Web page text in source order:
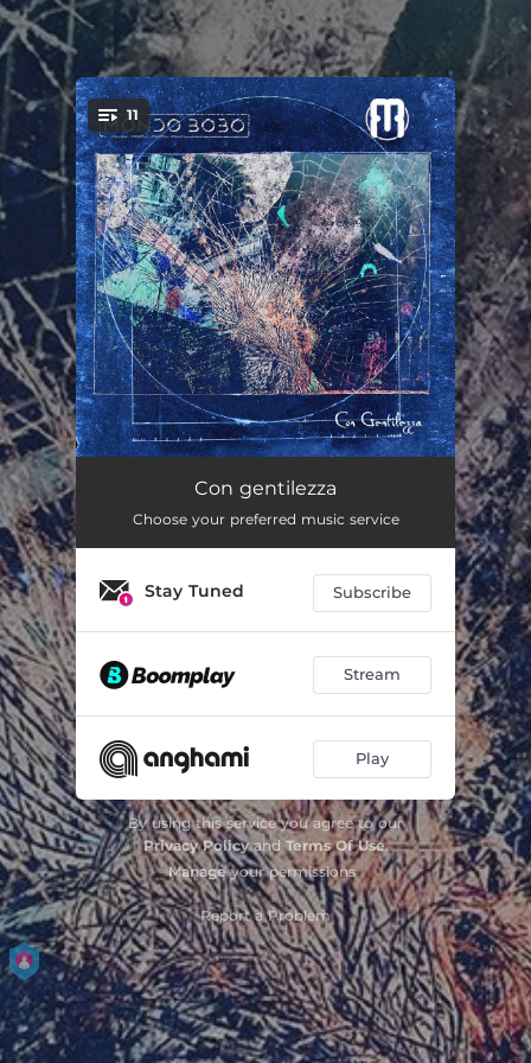
You're all set!
11
Piedi in terra
Ma quali eroi? 02:57
Uomo a una dimensione 03:04
Nitrato d'argento 03:17
Kintsugi 04:06
Fuori controllo
Settantuno 03:59
Andrà tutto bene 05:30
Il Drago è nudo 04:28
Sempre uno più di te 04:41
Con gentilezza
Choose your preferred music service
Stay Tuned Subscribe
Stream
Play
By using this service you agree to our
Privacy PolicyandTerms Of Use.
Manageyour permissions
Report a Problem
.